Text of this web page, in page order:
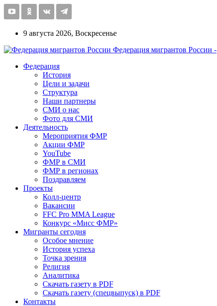
9 августа 2026, Воскресенье
Федерация мигрантов России -
Федерация
История
Цели и задачи
Структура
Наши партнеры
СМИ о нас
Фото для СМИ
Деятельность
Мероприятия ФМР
Акции ФМР
YouTube
ФМР в СМИ
ФМР в регионах
Поздравляем
Проекты
Колл-центр
Вакансии
FFC Pro MMA League
Конкурс «Мисс ФМР»
Мигранты сегодня
Особое мнение
История успеха
Точка зрения
Религия
Аналитика
Скачать газету в PDF
Скачать газету (спецвыпуск) в PDF
Контакты